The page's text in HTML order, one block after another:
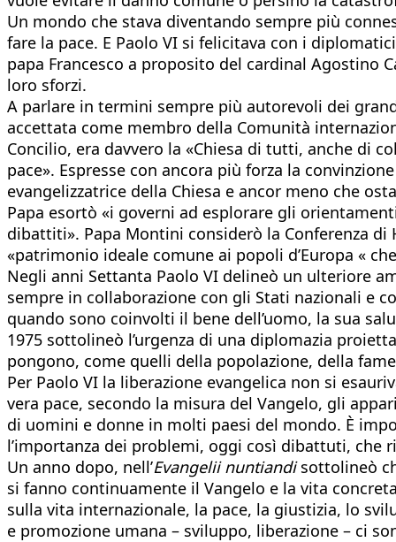
Un mondo che stava diventando sempre più
fare la pace. E Paolo VI si felicitava con i
papa Francesco a proposito del cardinal Agostino
loro sforzi.
A parlare in termini sempre più autorevoli dei
accettata come membro della Comunità
Concilio, era davvero la «Chiesa di tutti, anche di
pace». Espresse con ancora più forza la
evangelizzatrice della Chiesa e ancor meno che
Papa esortò «i governi ad esplorare gli
dibattiti». Papa Montini considerò la Conferenza di
«patrimonio ideale comune ai popoli d’Europa «
Negli anni Settanta Paolo VI delineò un ulteriore
sempre in collaborazione con gli Stati nazionali e
quando sono coinvolti il bene dell’uomo, la sua
1975 sottolineò l’urgenza di una diplomazia
pongono, come quelli della popolazione, della
Per Paolo VI la liberazione evangelica non si
vera pace, secondo la misura del Vangelo, gli
di uomini e donne in molti paesi del mondo. È
l’importanza dei problemi, oggi così dibattuti, che
Un anno dopo, nell’Evangelii nuntiandisottolineò
si fanno continuamente il Vangelo e la vita
sulla vita internazionale, la pace, la giustizia, lo
e promozione umana – sviluppo, liberazione – ci